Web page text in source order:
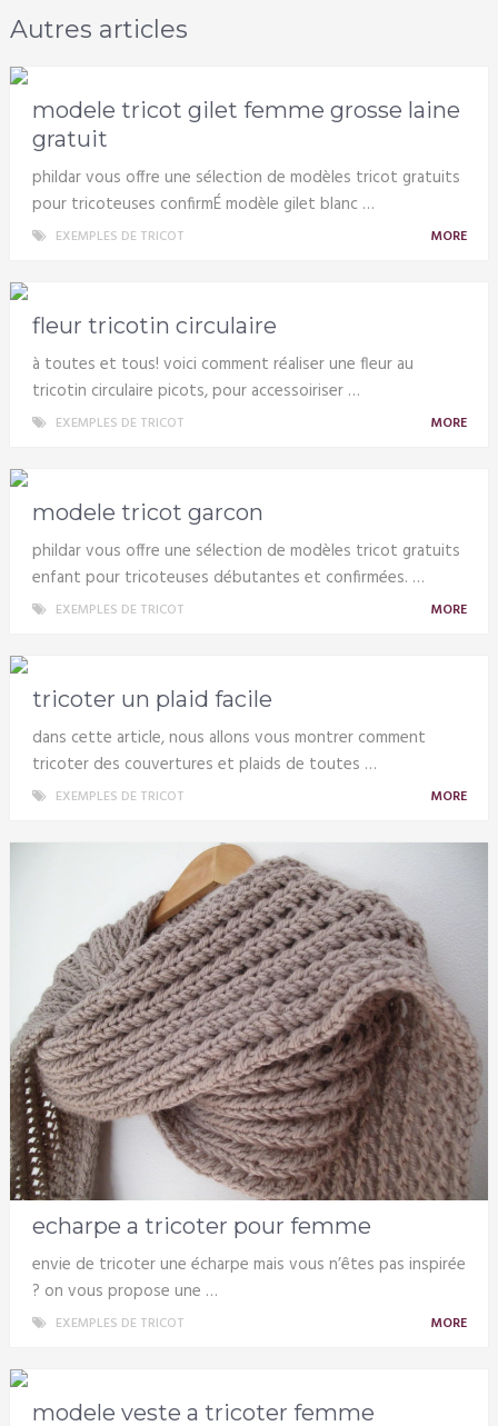
Autres articles
modele tricot gilet femme grosse laine
gratuit
phildar vous offre une sélection de modèles tricot gratuits
pour tricoteuses confirmÉ modèle gilet blanc …
EXEMPLES DE TRICOT MORE
fleur tricotin circulaire
à toutes et tous! voici comment réaliser une fleur au
tricotin circulaire picots, pour accessoiriser …
EXEMPLES DE TRICOT MORE
modele tricot garcon
phildar vous offre une sélection de modèles tricot gratuits
enfant pour tricoteuses débutantes et confirmées. …
EXEMPLES DE TRICOT MORE
tricoter un plaid facile
dans cette article, nous allons vous montrer comment
tricoter des couvertures et plaids de toutes …
EXEMPLES DE TRICOT MORE
echarpe a tricoter pour femme
envie de tricoter une écharpe mais vous n’êtes pas inspirée
? on vous propose une …
EXEMPLES DE TRICOT MORE
modele veste a tricoter femme